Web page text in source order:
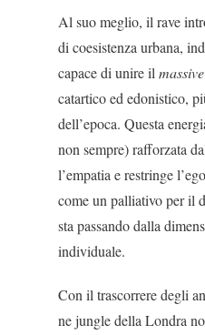
Al suo meglio, il rave
di coesistenza urbana,
capace di unire il massive
ca­tartico ed edonistico,
dell’epoca. Questa
non sempre) rafforzata
l’empatia e restringe
come un palliativo per il
sta pas­sando dalla
indi­viduale.
Con il trascorrere degli
ne jungle della Londra